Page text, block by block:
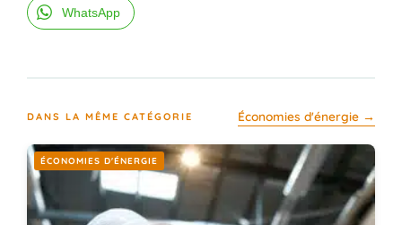
WhatsApp
DANS LA MÊME CATÉGORIE Économies d'énergie →
ÉCONOMIES D'ÉNERGIE